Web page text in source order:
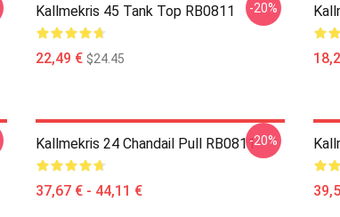
Kallmekris 45 Tank Top RB0811
22,49 € $24.45
-20%
Kallmekris 24 Chandail Pull RB0811
37,67 € - 44,11 €
-20%